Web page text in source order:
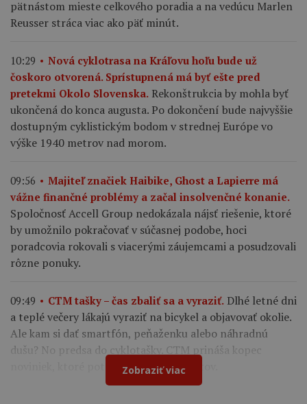
pätnástom mieste celkového poradia a na vedúcu Marlen
Reusser stráca viac ako päť minút.
10:29
Nová cyklotrasa na Kráľovu hoľu bude už
čoskoro otvorená. Sprístupnená má byť ešte pred
pretekmi Okolo Slovenska. Rekonštrukcia by mohla byť
ukončená do konca augusta. Po dokončení bude najvyššie
dostupným cyklistickým bodom v strednej Európe vo
výške 1940 metrov nad morom.
09:56
Majiteľ značiek Haibike, Ghost a Lapierre má
vážne finančné problémy a začal insolvenčné konanie.
Spoločnosť Accell Group nedokázala nájsť riešenie, ktoré
by umožnilo pokračovať v súčasnej podobe, hoci
poradcovia rokovali s viacerými záujemcami a posudzovali
rôzne ponuky.
09:49 CTM tašky – čas zbaliť sa a vyraziť. Dlhé letné dni
a teplé večery lákajú vyraziť na bicykel a objavovať okolie.
Ale kam si dať smartfón, peňaženku alebo náhradnú
dušu? No predsa do cyklotašky. CTM prináša kopec
noviniek, ktoré potešia všetkých cyklistov.
Zobraziť viac